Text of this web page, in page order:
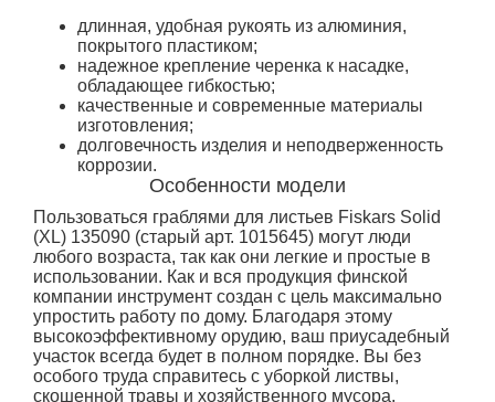
длинная, удобная рукоять из алюминия,
покрытого пластиком;
надежное крепление черенка к насадке,
обладающее гибкостью;
качественные и современные материалы
изготовления;
долговечность изделия и неподверженность
коррозии.
Особенности модели
Пользоваться граблями для листьев Fiskars Solid
(XL) 135090 (старый арт. 1015645) могут люди
любого возраста, так как они легкие и простые в
использовании. Как и вся продукция финской
компании инструмент создан с цель максимально
упростить работу по дому. Благодаря этому
высокоэффективному орудию, ваш приусадебный
участок всегда будет в полном порядке. Вы без
особого труда справитесь с уборкой листвы,
скошенной травы и хозяйственного мусора.